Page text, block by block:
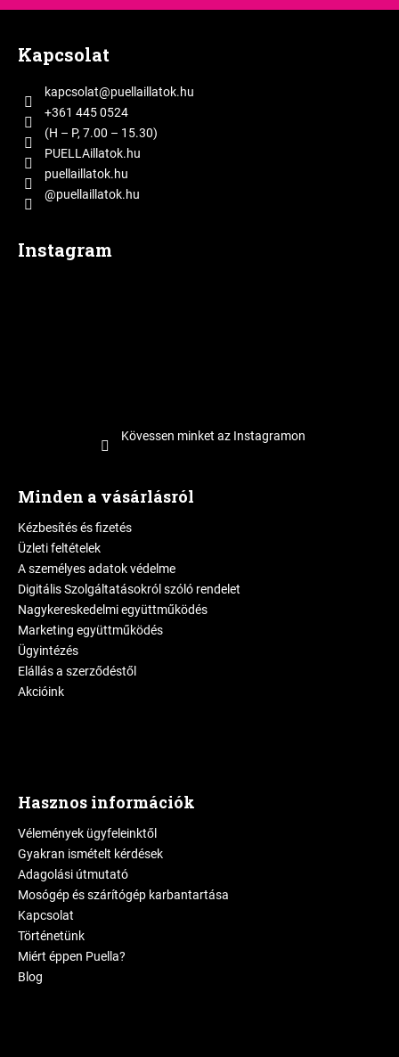
Kapcsolat
kapcsolat@puellaillatok.hu
+361 445 0524
(H – P, 7.00 – 15.30)
PUELLAillatok.hu
puellaillatok.hu
@puellaillatok.hu
Instagram
Kövessen minket az Instagramon
Minden a vásárlásról
Kézbesítés és fizetés
Üzleti feltételek
A személyes adatok védelme
Digitális Szolgáltatásokról szóló rendelet
Nagykereskedelmi együttműködés
Marketing együttműködés
Ügyintézés
Elállás a szerződéstől
Akcióink
Hasznos információk
Vélemények ügyfeleinktől
Gyakran ismételt kérdések
Adagolási útmutató
Mosógép és szárítógép karbantartása
Kapcsolat
Történetünk
Miért éppen Puella?
Blog